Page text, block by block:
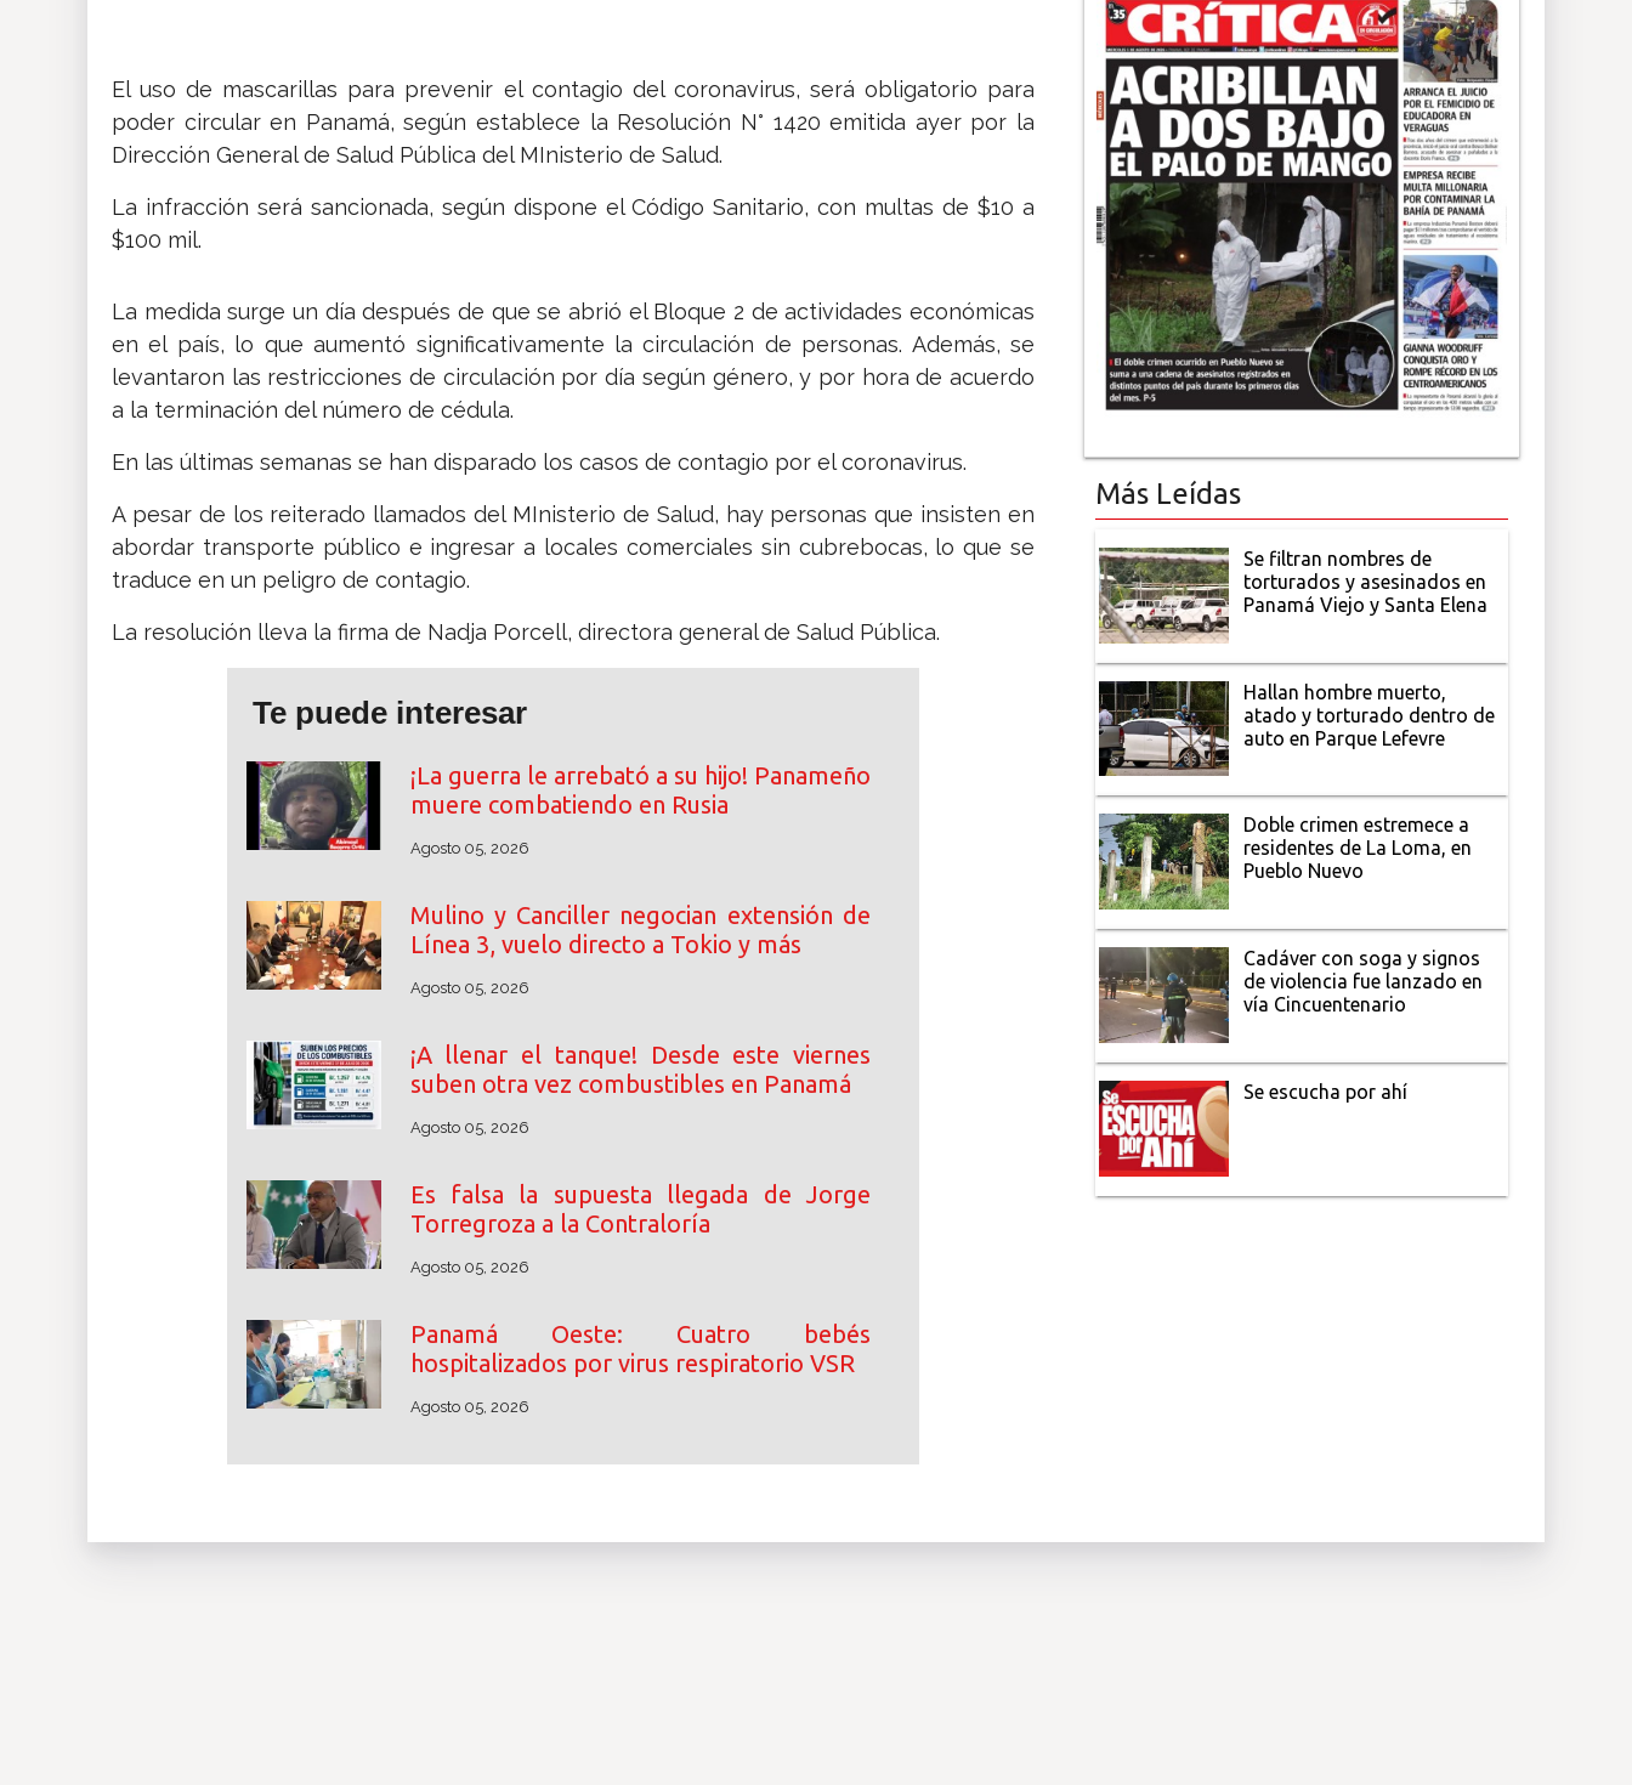
El uso de mascarillas para prevenir el contagio del coronavirus, será obligatorio para
poder circular en Panamá, según establece la Resolución N° 1420 emitida ayer por la
Dirección General de Salud Pública del MInisterio de Salud.
La infracción será sancionada, según dispone el Código Sanitario, con multas de $10 a
$100 mil.
La medida surge un día después de que se abrió el Bloque 2 de actividades económicas
en el país, lo que aumentó significativamente la circulación de personas. Además, se
levantaron las restricciones de circulación por día según género, y por hora de acuerdo
a la terminación del número de cédula.
En las últimas semanas se han disparado los casos de contagio por el coronavirus.
A pesar de los reiterado llamados del MInisterio de Salud, hay personas que insisten en
abordar transporte público e ingresar a locales comerciales sin cubrebocas, lo que se
traduce en un peligro de contagio.
La resolución lleva la firma de Nadja Porcell, directora general de Salud Pública.
Te puede interesar
¡La guerra le arrebató a su hijo! Panameño
muere combatiendo en Rusia
Agosto 05, 2026
Mulino y Canciller negocian extensión de
Línea 3, vuelo directo a Tokio y más
Agosto 05, 2026
¡A llenar el tanque! Desde este viernes
suben otra vez combustibles en Panamá
Agosto 05, 2026
Es falsa la supuesta llegada de Jorge
Torregroza a la Contraloría
Agosto 05, 2026
Panamá Oeste: Cuatro bebés
hospitalizados por virus respiratorio VSR
Agosto 05, 2026
Más Leídas
Se filtran nombres de
torturados y asesinados en
Panamá Viejo y Santa Elena
Hallan hombre muerto,
atado y torturado dentro de
auto en Parque Lefevre
Doble crimen estremece a
residentes de La Loma, en
Pueblo Nuevo
Cadáver con soga y signos
de violencia fue lanzado en
vía Cincuentenario
Se escucha por ahí